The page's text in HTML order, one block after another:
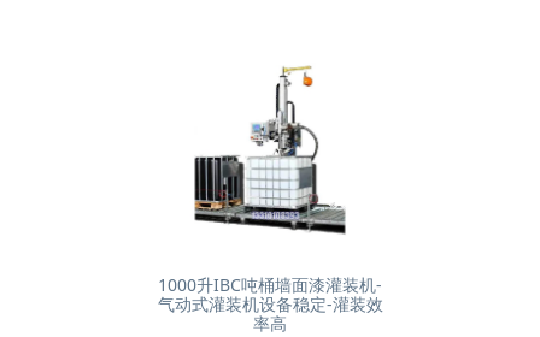
1000升IBC吨桶墙面漆灌装机-
气动式灌装机设备稳定-灌装效
率高